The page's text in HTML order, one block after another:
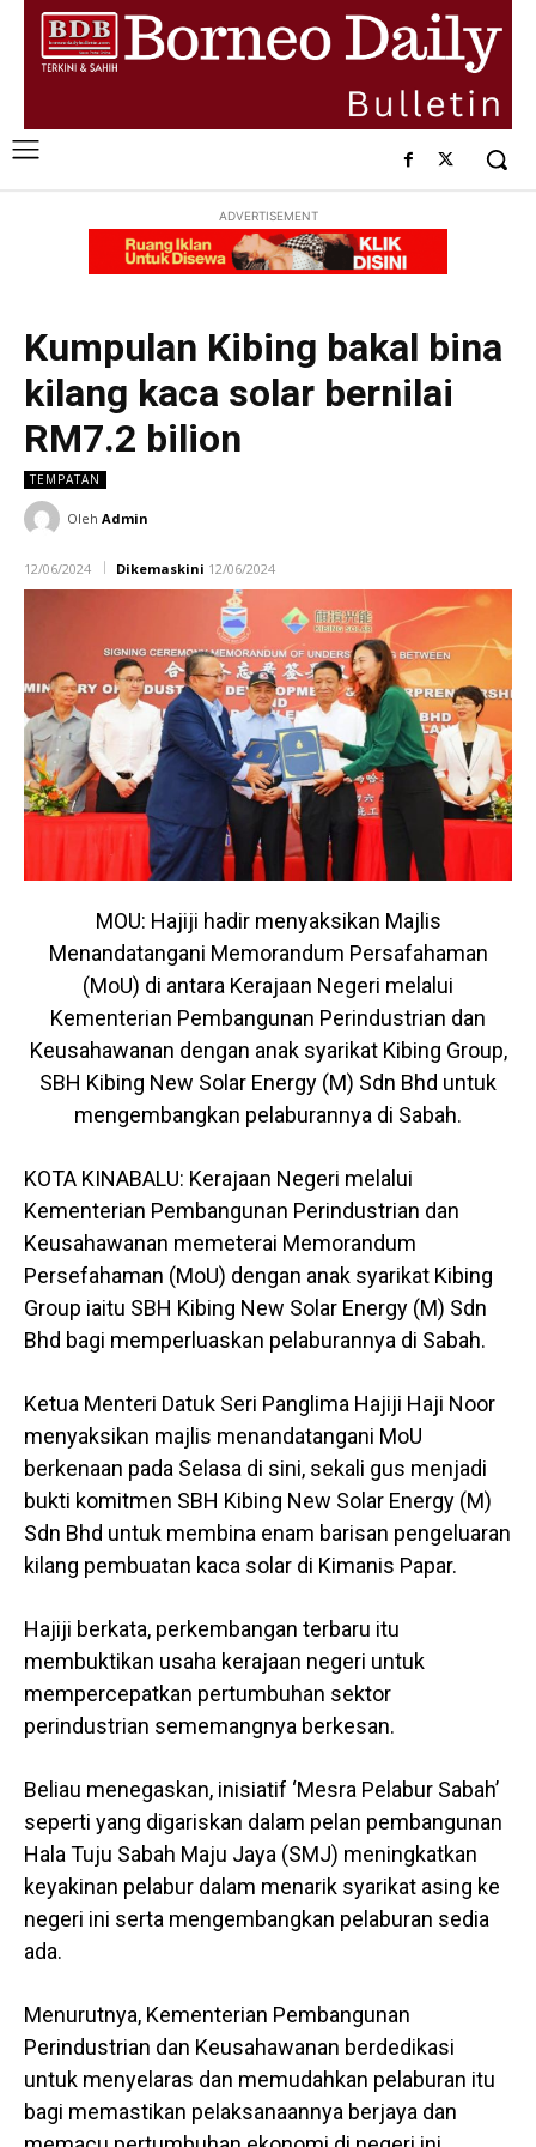
ADVERTISEMENT
Kumpulan Kibing bakal bina
kilang kaca solar bernilai
RM7.2 bilion
TEMPATAN
Oleh Admin
12/06/2024 Dikemaskini 12/06/2024
MOU: Hajiji hadir menyaksikan Majlis
Menandatangani Memorandum Persafahaman
(MoU) di antara Kerajaan Negeri melalui
Kementerian Pembangunan Perindustrian dan
Keusahawanan dengan anak syarikat Kibing Group,
SBH Kibing New Solar Energy (M) Sdn Bhd untuk
mengembangkan pelaburannya di Sabah.
KOTA KINABALU: Kerajaan Negeri melalui
Kementerian Pembangunan Perindustrian dan
Keusahawanan memeterai Memorandum
Persefahaman (MoU) dengan anak syarikat Kibing
Group iaitu SBH Kibing New Solar Energy (M) Sdn
Bhd bagi memperluaskan pelaburannya di Sabah.
Ketua Menteri Datuk Seri Panglima Hajiji Haji Noor
menyaksikan majlis menandatangani MoU
berkenaan pada Selasa di sini, sekali gus menjadi
bukti komitmen SBH Kibing New Solar Energy (M)
Sdn Bhd untuk membina enam barisan pengeluaran
kilang pembuatan kaca solar di Kimanis Papar.
Hajiji berkata, perkembangan terbaru itu
membuktikan usaha kerajaan negeri untuk
mempercepatkan pertumbuhan sektor
perindustrian sememangnya berkesan.
Beliau menegaskan, inisiatif ‘Mesra Pelabur Sabah’
seperti yang digariskan dalam pelan pembangunan
Hala Tuju Sabah Maju Jaya (SMJ) meningkatkan
keyakinan pelabur dalam menarik syarikat asing ke
negeri ini serta mengembangkan pelaburan sedia
ada.
Menurutnya, Kementerian Pembangunan
Perindustrian dan Keusahawanan berdedikasi
untuk menyelaras dan memudahkan pelaburan itu
bagi memastikan pelaksanaannya berjaya dan